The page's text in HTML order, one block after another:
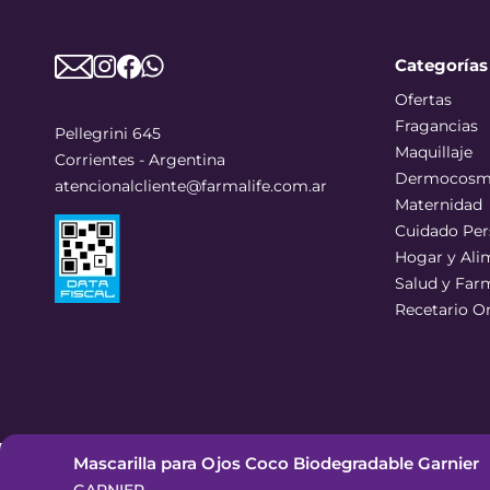
Mascarilla para Ojos Coco Biodegradable Garnier
Pellegrini 645
Corrientes - Argentina
atencionalcliente@farmalife.com.ar
Categorías
Ofertas
Fragancias
Maquillaje
Maternidad
Cuidado
Hogar y
Salud y
Recetario
Todos los derechos reservados